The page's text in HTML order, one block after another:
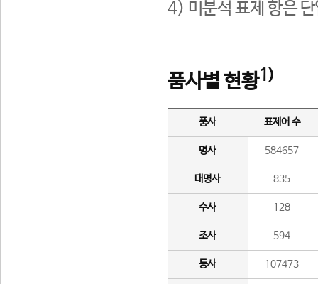
4) 미분석 표제 항은
품사별 현황1)
품사 표제어 수
명사 584657
대명사 835
수사 128
조사 594
동사 107473